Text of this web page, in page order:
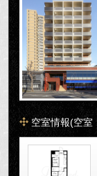
空室情報(空室